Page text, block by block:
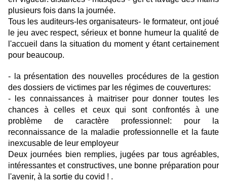
plusieurs fois dans la journée.
Tous les auditeurs-les organisateurs- le formateur, ont joué
le jeu avec respect, sérieux et bonne humeur la qualité de
l'accueil dans la situation du moment y étant certainement
pour beaucoup.
- la présentation des nouvelles procédures de la gestion
des dossiers de victimes par les régimes de couvertures:
- les connaissances à maitriser pour donner toutes les
chances à celles et ceux qui sont confrontés à une
problème de caractère professionnel: pour la
reconnaissance de la maladie professionnelle et la faute
inexcusable de leur employeur
Deux journées bien remplies, jugées par tous agréables,
intéressantes et constructives, une bonne préparation pour
l'avenir, à la sortie du covid ! .